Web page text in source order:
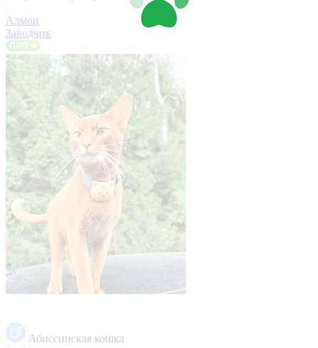
Алмон
Заводчик
Абиссинская кошка